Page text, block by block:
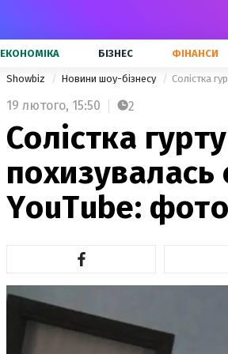
ЕКОНОМІКА БІЗНЕС ФІНАНСИ
Showbiz Новини шоу-бізнесу Солістка
19 лютого, 15:50 2
Солістка
YouTube: фото